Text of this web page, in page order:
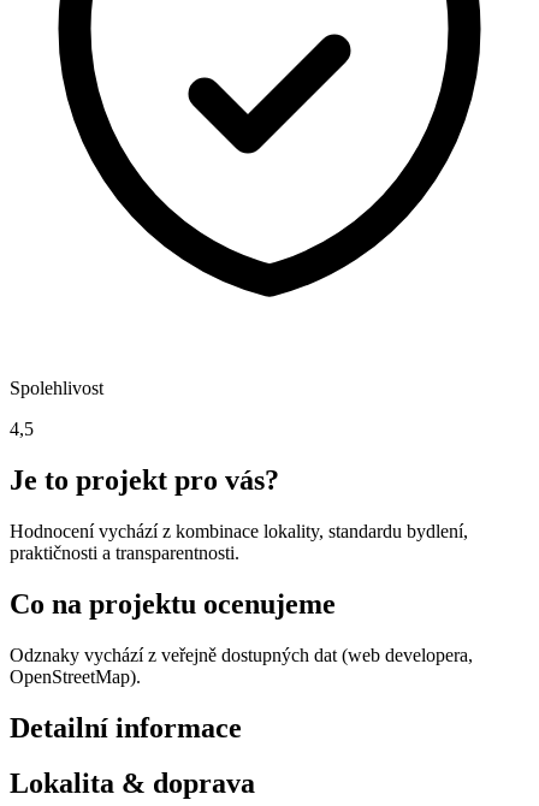
Spolehlivost
4,5
Je to projekt pro vás?
Hodnocení vychází z kombinace lokality, standardu bydlení,
praktičnosti a transparentnosti.
Co na projektu ocenujeme
Odznaky vychází z veřejně dostupných dat (web developera,
OpenStreetMap).
Detailní informace
Lokalita & doprava